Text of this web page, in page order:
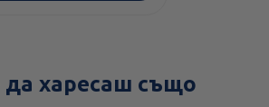
харесаш също